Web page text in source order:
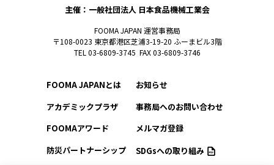
主催：一般社団法人 日本食品機械工業会
FOOMA JAPAN 運営事務局
〒108-0023 東京都港区芝浦3-19-20 ふーまビル3階
TEL 03-6809-3745 FAX 03-6809-3746
FOOMA JAPANとは
アカデミックプラザ
FOOMAアワード
防災パートナーシップ
お知らせ
事務局へのお問い合わせ
メルマガ登録
SDGsへの取り組み